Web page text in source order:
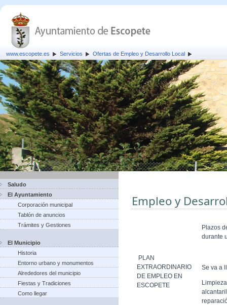
www.escopete.es Servicios Ofertas de Empleo y Desarrollo Local
Saludo
El Ayuntamiento
Corporación municipal
Tablón de anuncios
Trámites y Gestiones
El Municipio
Historia
Entorno urbano y monumentos
Alrededores del municipio
Fiestas y Tradiciones
Como llegar
Empleo y
PLAN
EXTRAORDINARIO
DE EMPLEO EN
ESCOPETE
Plazos
durante
Se va a